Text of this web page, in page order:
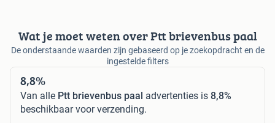
Wat je moet weten over Ptt brievenbus paal
De onderstaande waarden zijn gebaseerd op je zoekopdracht en de
ingestelde filters
8,8%
Van alle Ptt brievenbus paal advertenties is 8,8%
beschikbaar voor verzending.